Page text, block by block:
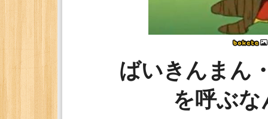
ばいきんまん
を呼ぶ